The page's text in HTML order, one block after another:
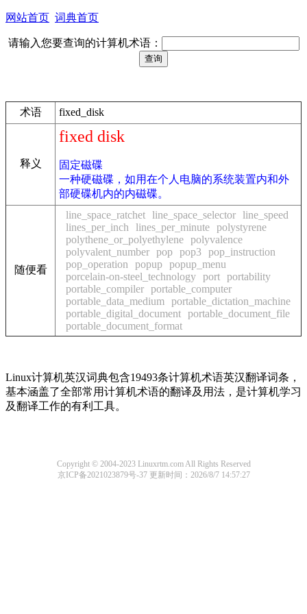
网站首页 词典首页
请输入您要查询的计算机术语：
术语 fixed_disk
释义
fixed disk
固定磁碟
一种硬磁碟，如用在个人电脑的系统装置内和外
部硬碟机内的内磁碟。
随便看
line_space_ratchet line_space_selector line_speed
lines_per_inch
lines_per_minute polystyrene
polythene_or_polyethylene polyvalence
polyvalent_number pop pop3 pop_instruction
pop_operation
popup popup_menu
porcelain-on-steel_technology port portability
portable_compiler portable_computer
portable_data_medium
portable_dictation_machine
portable_digital_document portable_document_file
portable_document_format
Linux计算机英汉词典包含19493条计算机术语英汉翻译词条，
基本涵盖了全部常用计算机术语的翻译及用法，是计算机学习
及翻译工作的有利工具。
Copyright © 2004-2023 Linuxrtm.com All Rights Reserved
京ICP备2021023879号-37更新时间：2026/8/7 14:57:27